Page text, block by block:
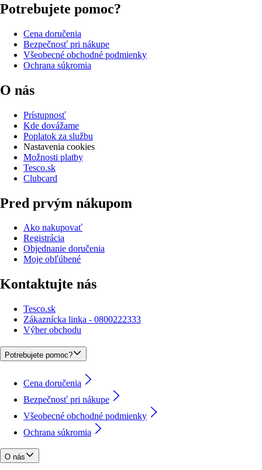
Potrebujete pomoc?
Cena doručenia
Bezpečnosť pri nákupe
Všeobecné obchodné podmienky
Ochrana súkromia
O nás
Prístupnosť
Kde dovážame
Poplatok za službu
Nastavenia cookies
Možnosti platby
Tesco.sk
Clubcard
Pred prvým nákupom
Ako nakupovať
Registrácia
Objednanie doručenia
Moje obľúbené
Kontaktujte nás
Tesco.sk
Zákaznícka linka - 0800222333
Výber obchodu
Potrebujete pomoc?
Cena doručenia
Bezpečnosť pri nákupe
Všeobecné obchodné podmienky
Ochrana súkromia
O nás